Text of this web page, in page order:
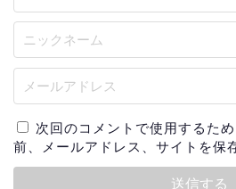
次回のコメントで使用するた
前、メールアドレス、サイトを保